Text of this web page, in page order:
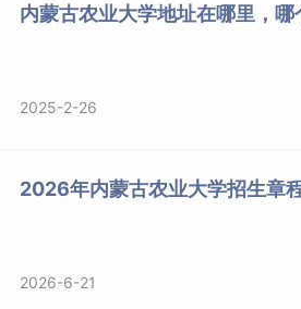
内蒙古农业大学地址在哪里，哪
2025-2-26
2026年内蒙古农业大学招生章
2026-6-21